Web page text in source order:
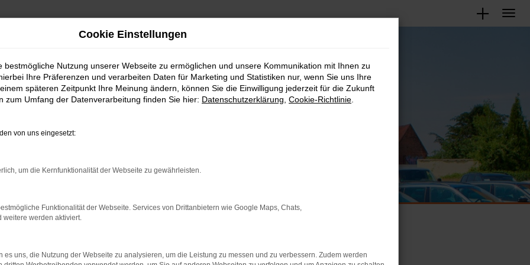
Ihren Škoda verkaufen?
ermitteln und Škoda in Zahlung geben
Cookie Einstellungen
bestmögliche Nutzung unserer Webseite zu ermöglichen und unsere Kommunikation mit Ihnen zu
Ihre Präferenzen und verarbeiten Daten für Marketing und Statistiken nur, wenn Sie uns Ihre
späteren Zeitpunkt Ihre Meinung ändern, können Sie die Einwilligung jederzeit für die Zukunft
zum Umfang der Datenverarbeitung finden Sie hier: Datenschutzerklärung Cookie-Richtlinie
von uns eingesetzt:
um die Kernfunktionalität der Webseite zu gewährleisten.
Funktionalität der Webseite. Services von Drittanbietern wie Google Maps, Chats,
weitere werden aktiviert.
es uns, die Nutzung der Webseite zu analysieren, um die Leistung zu messen und zu verbessern. Zudem werden